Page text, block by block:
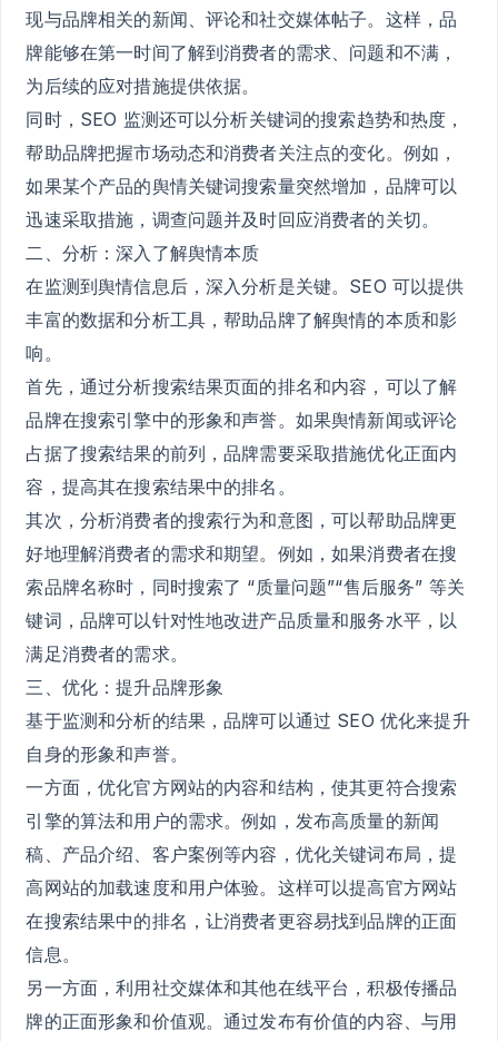
现与品牌相关的新闻、评论和社交媒体帖子。这样，品
牌能够在第一时间了解到消费者的需求、问题和不满，
为后续的应对措施提供依据。
同时，SEO 监测还可以分析关键词的搜索趋势和热度，
帮助品牌把握市场动态和消费者关注点的变化。例如，
如果某个产品的舆情关键词搜索量突然增加，品牌可以
迅速采取措施，调查问题并及时回应消费者的关切。
二、分析：深入了解舆情本质
在监测到舆情信息后，深入分析是关键。SEO 可以提供
丰富的数据和分析工具，帮助品牌了解舆情的本质和影
响。
首先，通过分析搜索结果页面的排名和内容，可以了解
品牌在搜索引擎中的形象和声誉。如果舆情新闻或评论
占据了搜索结果的前列，品牌需要采取措施优化正面内
容，提高其在搜索结果中的排名。
其次，分析消费者的搜索行为和意图，可以帮助品牌更
好地理解消费者的需求和期望。例如，如果消费者在搜
索品牌名称时，同时搜索了 “质量问题”“售后服务” 等关
键词，品牌可以针对性地改进产品质量和服务水平，以
满足消费者的需求。
三、优化：提升品牌形象
基于监测和分析的结果，品牌可以通过 SEO 优化来提升
自身的形象和声誉。
一方面，优化官方网站的内容和结构，使其更符合搜索
引擎的算法和用户的需求。例如，发布高质量的新闻
稿、产品介绍、客户案例等内容，优化关键词布局，提
高网站的加载速度和用户体验。这样可以提高官方网站
在搜索结果中的排名，让消费者更容易找到品牌的正面
信息。
另一方面，利用社交媒体和其他在线平台，积极传播品
牌的正面形象和价值观。通过发布有价值的内容、与用